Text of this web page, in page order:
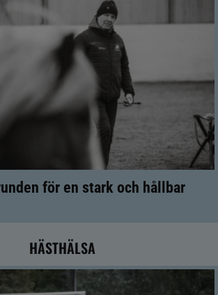
för en stark och hållbar
HÄSTHÄLSA